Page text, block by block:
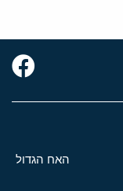
האח הגדול